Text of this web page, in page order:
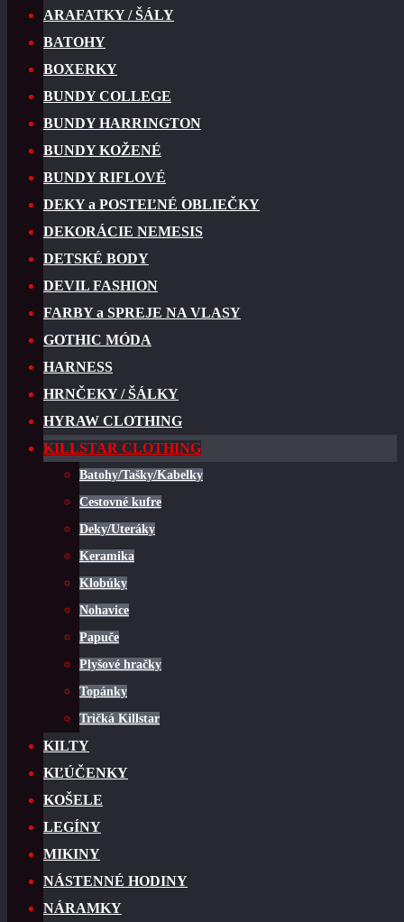
ARAFATKY / ŠÁLY
BATOHY
BOXERKY
BUNDY COLLEGE
BUNDY HARRINGTON
BUNDY KOŽENÉ
BUNDY RIFLOVÉ
DEKY a POSTEĽNÉ OBLIEČKY
DEKORÁCIE NEMESIS
DETSKÉ BODY
DEVIL FASHION
FARBY a SPREJE NA VLASY
GOTHIC MÓDA
HARNESS
HRNČEKY / ŠÁLKY
HYRAW CLOTHING
KILLSTAR CLOTHING
Batohy/Tašky/Kabelky
Cestovné kufre
Deky/Uteráky
Keramika
Klobúky
Nohavice
Papuče
Plyšové hračky
Topánky
Tričká Killstar
KILTY
KĽÚČENKY
KOŠELE
LEGÍNY
MIKINY
NÁSTENNÉ HODINY
NÁRAMKY